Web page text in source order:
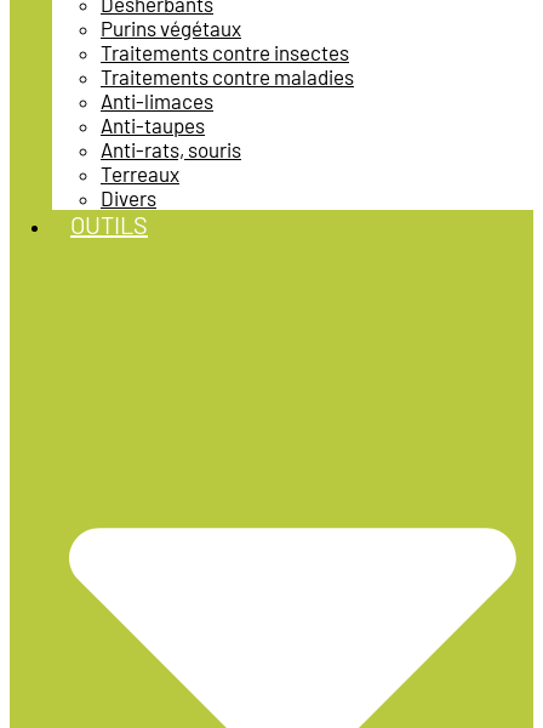
Purins végétaux
Traitements contre insectes
Traitements contre maladies
Anti-limaces
Anti-taupes
Anti-rats, souris
Terreaux
Divers
OUTILS